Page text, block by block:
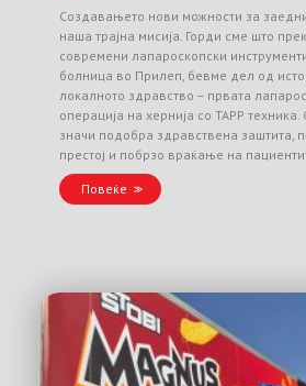
Создавањето нови можности за
наша трајна мисија. Горди сме што
современи лапароскопски
болница во Прилеп, бевме дел од
локалното здравство – првата
операција на хернија со TAPP
значи подобра здравствена заштита,
престој и побрзо враќање на
Повеќе